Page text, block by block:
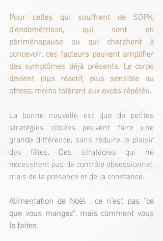
Pour celles qui souffrent de SOPK,
d'endométriose, qui sont en
périménopause ou qui cherchent à
concevoir, ces facteurs peuvent amplifier
des symptômes déjà présents. Le corps
devient plus réactif, plus sensible au
stress, moins tolérant aux excès répétés.
La bonne nouvelle est que de petites
stratégies ciblées peuvent faire une
grande différence, sans réduire le plaisir
des fêtes. Des stratégies qui ne
nécessitent pas de contrôle obsessionnel,
mais de la présence et de la constance.
Alimentation de Noël : ce n’est pas “ce
que vous mangez”, mais comment vous
le faites.